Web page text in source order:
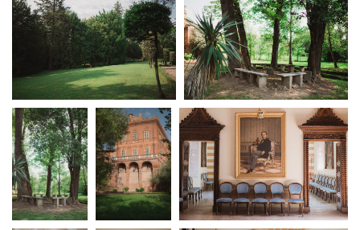
Amministrazione trasparente
Bandi e gare
Contatti
Privacy
Cookie policy
Whistleblowing
Credits